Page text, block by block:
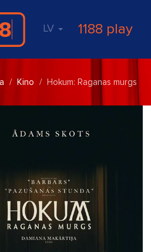
LV 1188 play
Kino Hokum: Raganas murgs